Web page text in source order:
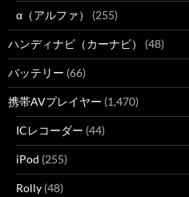
α（アルファ） (255)
ハンディナビ（カーナビ） (48)
バッテリー (66)
携帯AVプレイヤー (1,470)
ICレコーダー (44)
iPod (255)
Rolly (48)